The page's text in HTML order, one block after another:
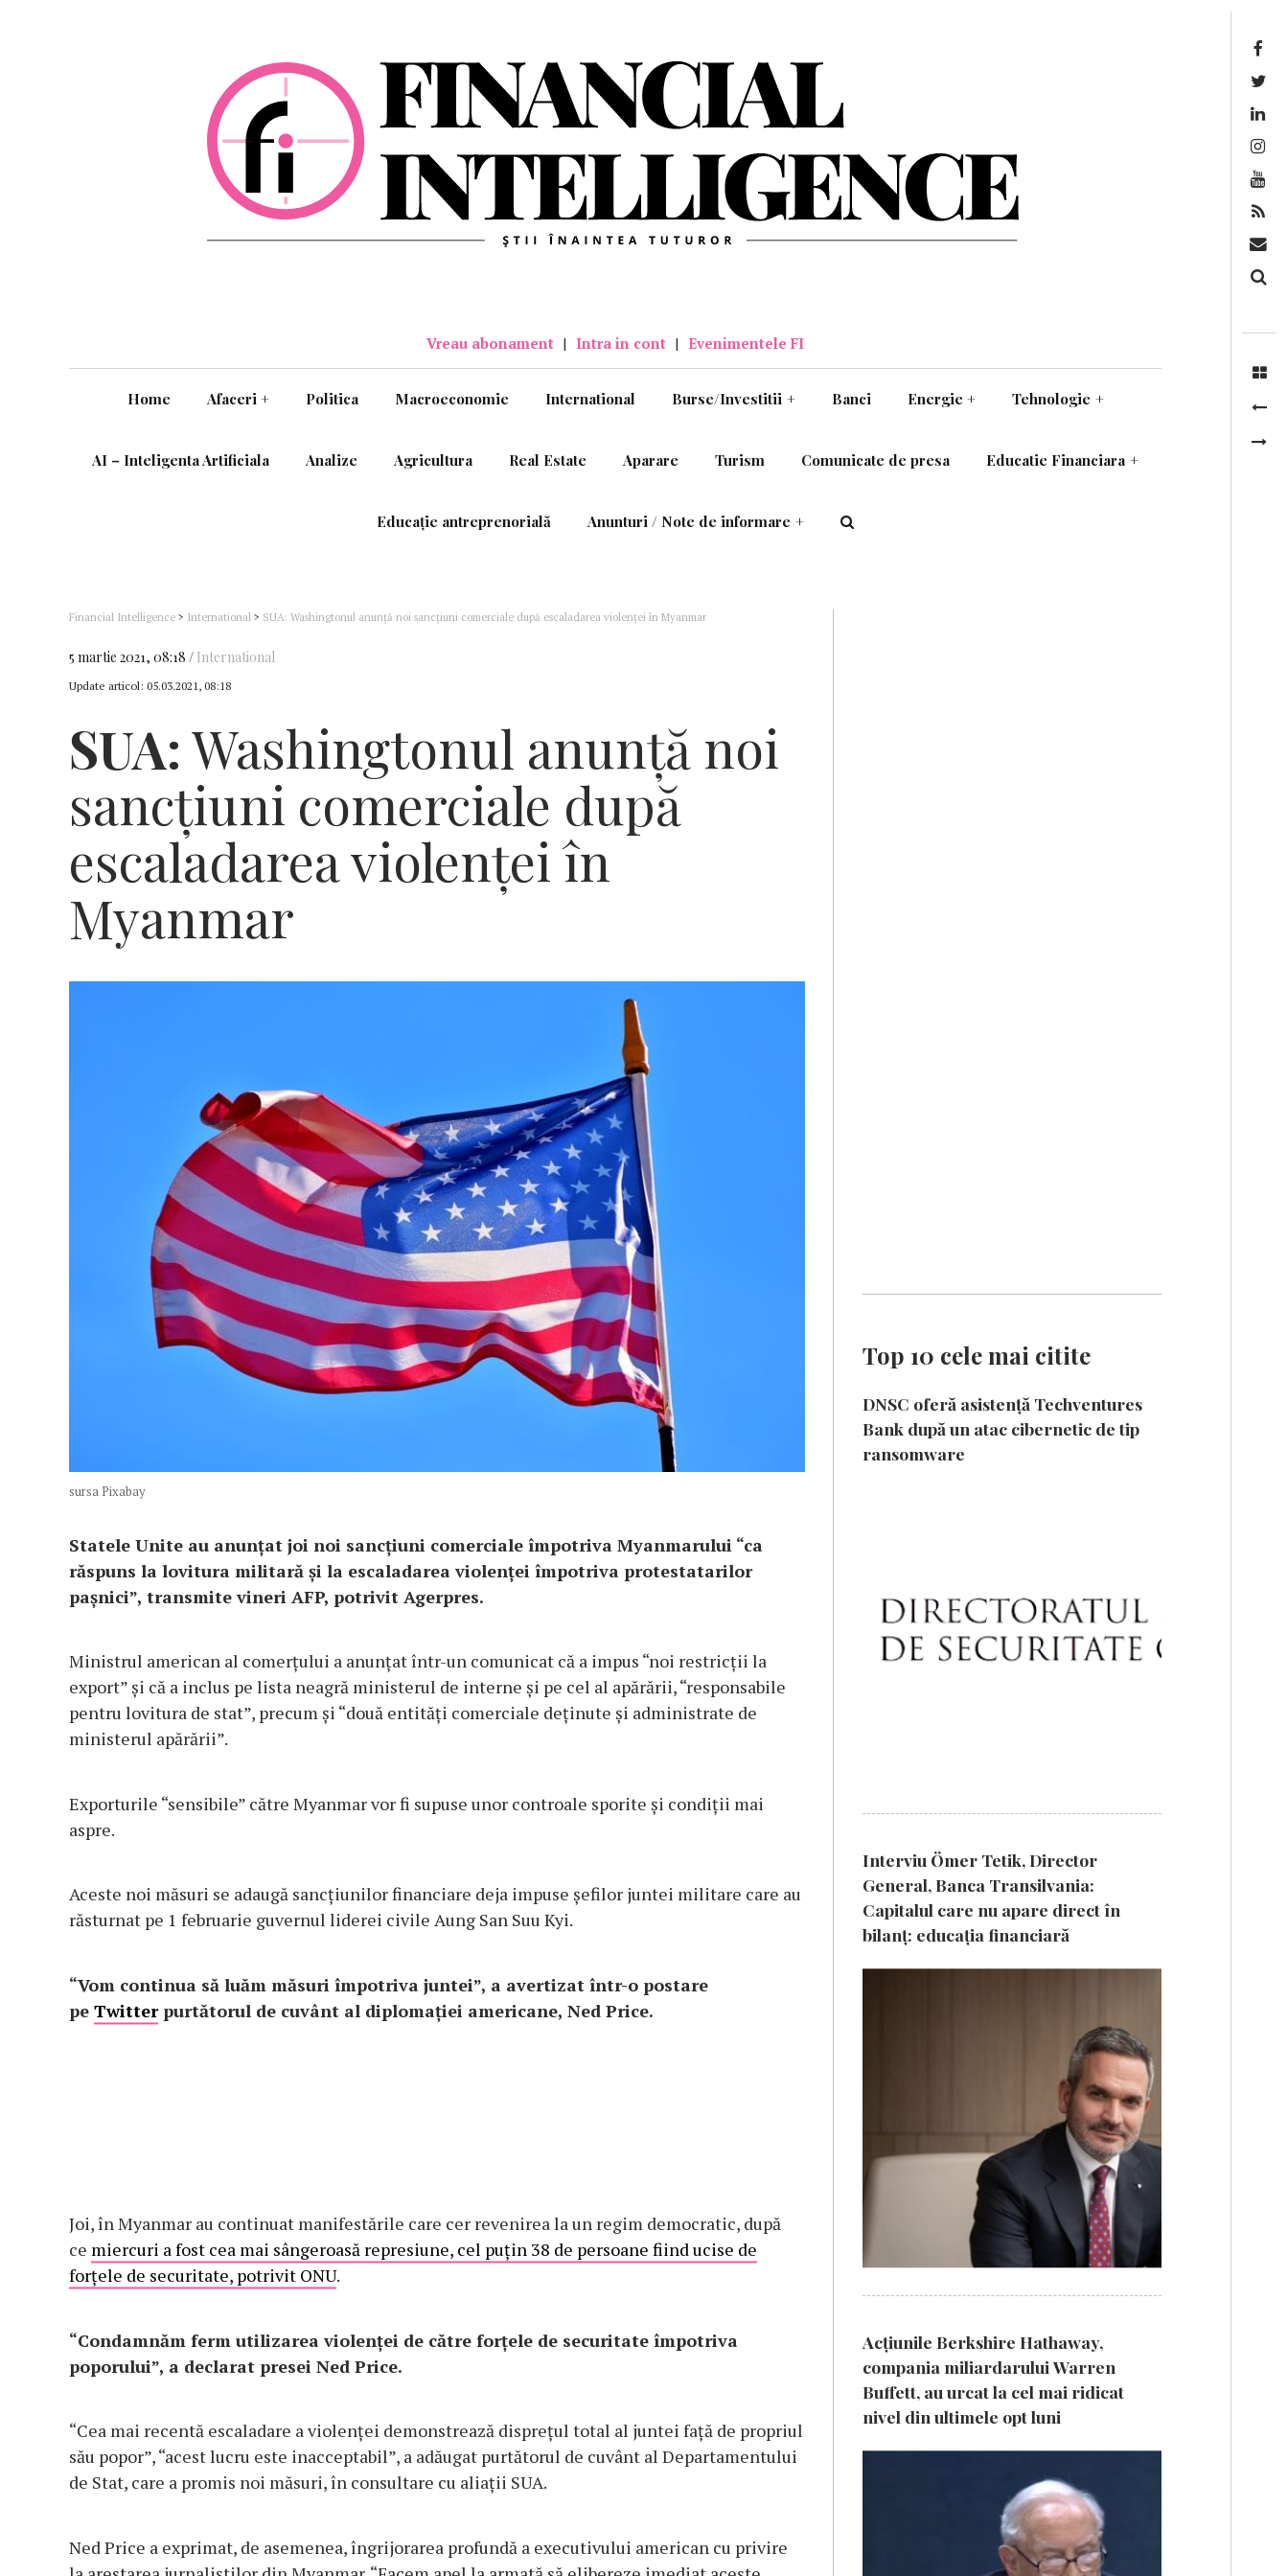
Vreau abonament | Intra in cont | Evenimentele FI
Home Afaceri + Politica Macroeconomie International Burse/Investitii + Banci Energie + Tehnologie +
AI – Inteligenta Artificiala Analize Agricultura Real Estate Aparare Turism Comunicate de presa Educatie Financiara +
Educație antreprenorială Anunturi / Note de informare +
Financial Intelligence > International > SUA: Washingtonul anunţă noi sancţiuni comerciale după escaladarea violenţei în Myanmar
5 martie 2021, 08:18 International
Update articol: 05.03.2021, 08:18
SUA:Washingtonul anunţă noi
sancţiuni comerciale după
escaladarea violenţei în
Myanmar
sursa Pixabay
Statele Unite au anunţat joi noi sancţiuni comerciale împotriva Myanmarului “ca
răspuns la lovitura militară şi la escaladarea violenţei împotriva protestatarilor
paşnici”, transmite vineri AFP, potrivit Agerpres.
Ministrul american al comerţului a anunţat într-un comunicat că a impus “noi restricţii la
export” şi că a inclus pe lista neagră ministerul de interne şi pe cel al apărării, “responsabile
pentru lovitura de stat”, precum şi “două entităţi comerciale deţinute şi administrate de
ministerul apărării”.
Exporturile “sensibile” către Myanmar vor fi supuse unor controale sporite şi condiţii mai
aspre.
Aceste noi măsuri se adaugă sancţiunilor financiare deja impuse şefilor juntei militare care au
răsturnat pe 1 februarie guvernul liderei civile Aung San Suu Kyi.
“Vom continua să luăm măsuri împotriva juntei”, a avertizat într-o postare
pe Twitterpurtătorul de cuvânt al diplomaţiei americane, Ned Price.
Joi, în Myanmar au continuat manifestările care cer revenirea la un regim democratic, după
ce miercuri a fost cea mai sângeroasă represiune, cel puţin 38 de persoane fiind ucise de
forţele de securitate, potrivit ONU.
“Condamnăm ferm utilizarea violenţei de către forţele de securitate împotriva
poporului”, a declarat presei Ned Price.
“Cea mai recentă escaladare a violenţei demonstrează dispreţul total al juntei faţă de propriul
său popor”, “acest lucru este inacceptabil”, a adăugat purtătorul de cuvânt al Departamentului
de Stat, care a promis noi măsuri, în consultare cu aliaţii SUA.
Ned Price a exprimat, de asemenea, îngrijorarea profundă a executivului american cu privire
Top 10 cele mai citite
DNSC oferă asistență Techventures
Bank după un atac cibernetic de tip
ransomware
Interviu Ömer Tetik, Director
General, Banca Transilvania:
Capitalul care nu apare direct în
bilanț: educația financiară
Acțiunile Berkshire Hathaway,
compania miliardarului Warren
Buffett, au urcat la cel mai ridicat
nivel din ultimele opt luni